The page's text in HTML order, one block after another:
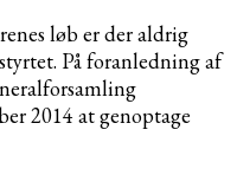
løb er der aldrig
På foranledning af
2014 at genoptage